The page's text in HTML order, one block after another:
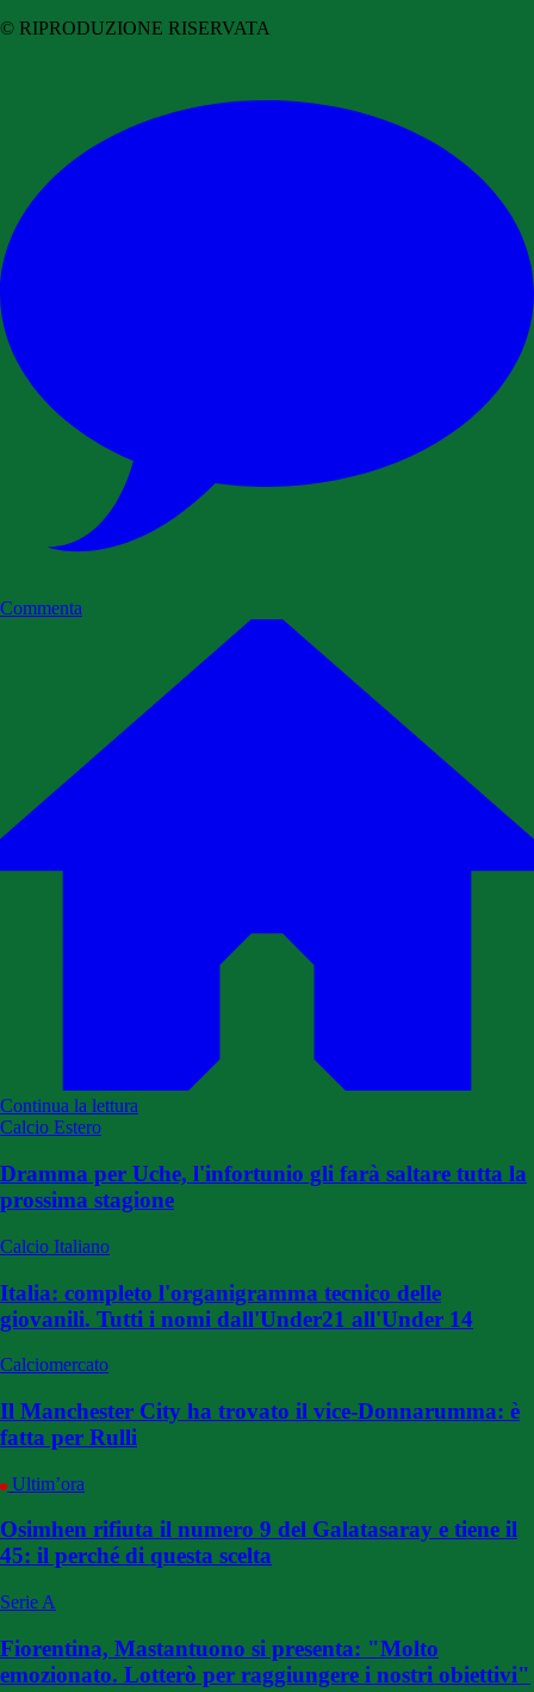
© RIPRODUZIONE RISERVATA
Commenta
Continua la lettura
Calcio Estero
Dramma per Uche, l'infortunio gli farà saltare tutta la
prossima stagione
Calcio Italiano
Italia: completo l'organigramma tecnico delle
giovanili. Tutti i nomi dall'Under21 all'Under 14
Calciomercato
Il Manchester City ha trovato il vice-Donnarumma: è
fatta per Rulli
Ultim’ora
Osimhen rifiuta il numero 9 del Galatasaray e tiene il
45: il perché di questa scelta
Serie A
Fiorentina, Mastantuono si presenta: "Molto
emozionato. Lotterò per raggiungere i nostri obiettivi"